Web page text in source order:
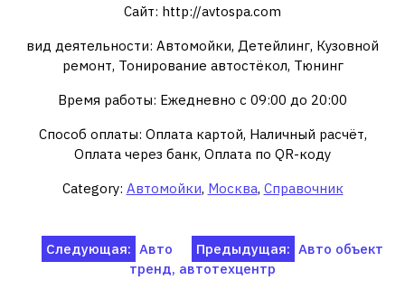
Сайт: http://avtospa.com
вид деятельности: Автомойки, Детейлинг, Кузовной
ремонт, Тонирование автостёкол, Тюнинг
Время работы: Ежедневно с 09:00 до 20:00
Способ оплаты: Оплата картой, Наличный расчёт,
Оплата через банк, Оплата по QR-коду
Category: Автомойки, Москва, Справочник
Навигация
Предыдущая: Авто объект
Следующая: Авто
тренд, автотехцентр